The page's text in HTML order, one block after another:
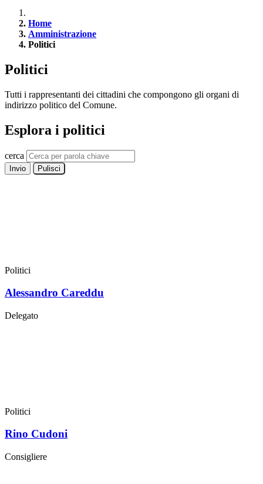
Home
Amministrazione
Politici
Politici
Tutti i rappresentanti dei cittadini che compongono gli organi di
indirizzo politico del Comune.
Esplora i politici
cerca
Invio Pulisci
Politici
Alessandro Careddu
Delegato
Politici
Rino Cudoni
Consigliere